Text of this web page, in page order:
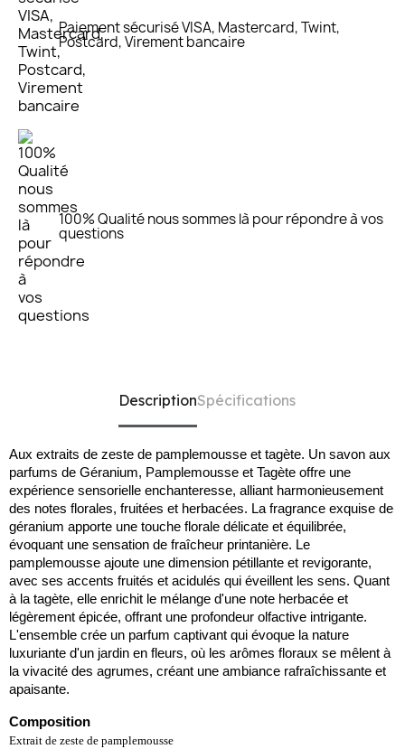
Paiement sécurisé VISA, Mastercard, Twint,
Postcard, Virement bancaire
100% Qualité nous sommes là pour répondre à vos
questions
DescriptionSpécifications
Aux extraits de zeste de pamplemousse et tagète. Un savon aux
parfums de Géranium, Pamplemousse et Tagète offre une
expérience sensorielle enchanteresse, alliant harmonieusement
des notes florales, fruitées et herbacées. La fragrance exquise de
géranium apporte une touche florale délicate et équilibrée,
évoquant une sensation de fraîcheur printanière. Le
pamplemousse ajoute une dimension pétillante et revigorante,
avec ses accents fruités et acidulés qui éveillent les sens. Quant
à la tagète, elle enrichit le mélange d'une note herbacée et
légèrement épicée, offrant une profondeur olfactive intrigante.
L'ensemble crée un parfum captivant qui évoque la nature
luxuriante d'un jardin en fleurs, où les arômes floraux se mêlent à
la vivacité des agrumes, créant une ambiance rafraîchissante et
apaisante.
Composition
Extrait de zeste de pamplemousse